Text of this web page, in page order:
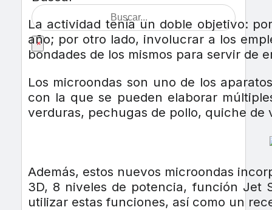
×
La actividad tenía un doble objetivo:
año; por otro lado, involucrar a los
bondades de los mismos para servir de
Los microondas son uno de los
con la que se pueden elaborar
verduras, pechugas de pollo, quiche
Además, estos nuevos microondas
3D, 8 niveles de potencia, función Jet
utilizar estas funciones, así como un